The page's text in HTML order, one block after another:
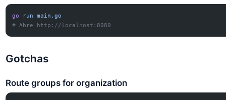
go run
main.go
# Abre http://localhost:8080
Gotchas
Route groups for organization